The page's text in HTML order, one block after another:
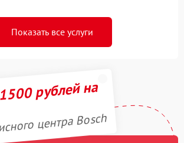
Показать все услуги
рублей на
центра Bosch